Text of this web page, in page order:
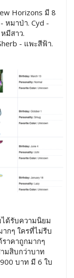
Horizons มี 8
หมาป่า. Cyd -
มีสาว.
- แพะสีฟ้า.
ด้รับความนิยม
กๆ ใครที่ไม่รีบ
าคาถูกมากๆ
มสิบกว่าบาท
บาท มี 6 ใบ